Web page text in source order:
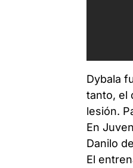
Dybala
tanto, el
lesión.
En
Danilo
El